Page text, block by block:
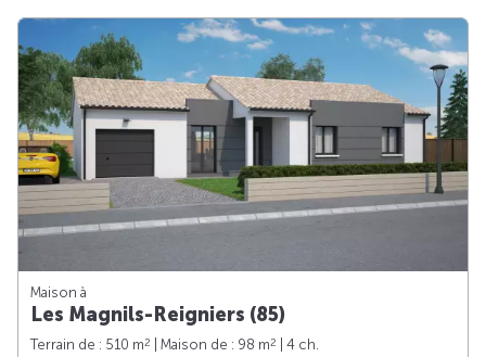
Maison à
Les Magnils-Reigniers (85)
Terrain de : 510 m2 | Maison de : 98 m2
| 4 ch.